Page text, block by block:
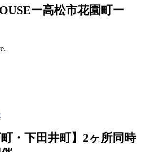
ー高松市花園町ー
町・下田井町】2ヶ所同時